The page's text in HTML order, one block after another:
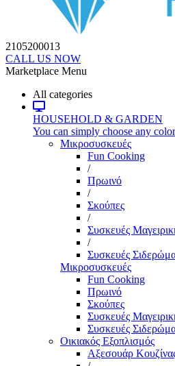
2105200013
CALL US NOW
Marketplace Menu
All categories
HOUSEHOLD & GARDEN
You can simply choose any
Μικροσυσκευές
Fun Cooking
/
Πρωινό
/
Σκούπες
/
Συσκευές
/
Συσκευές
Μικροσυσκευές
Fun Cooking
Πρωινό
Σκούπες
Συσκευές
Συσκευές
Οικιακός Εξοπλισμός
Αξεσουάρ